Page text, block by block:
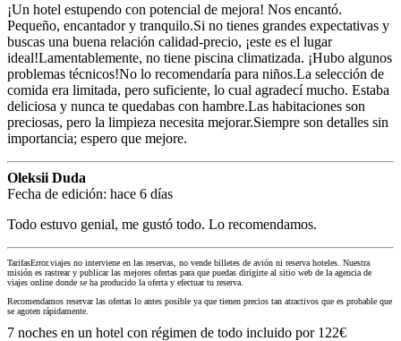
¡Un hotel estupendo con potencial de mejora! Nos encantó.
Pequeño, encantador y tranquilo.Si no tienes grandes expectativas y
buscas una buena relación calidad-precio, ¡este es el lugar
ideal!Lamentablemente, no tiene piscina climatizada. ¡Hubo algunos
problemas técnicos!No lo recomendaría para niños.La selección de
comida era limitada, pero suficiente, lo cual agradecí mucho. Estaba
deliciosa y nunca te quedabas con hambre.Las habitaciones son
preciosas, pero la limpieza necesita mejorar.Siempre son detalles sin
importancia; espero que mejore.
Oleksii Duda
Fecha de edición: hace 6 días
Todo estuvo genial, me gustó todo. Lo recomendamos.
TarifasError.viajes no interviene en las reservas, no vende billetes de avión ni reserva hoteles. Nuestra
misión es rastrear y publicar las mejores ofertas para que puedas dirigirte al sitio web de la agencia de
viajes online donde se ha producido la oferta y efectuar tu reserva.
Recomendamos reservar las ofertas lo antes posible ya que tienen precios tan atractivos que es probable que
se agoten rápidamente.
7 noches en un hotel con régimen de todo incluido por 122€